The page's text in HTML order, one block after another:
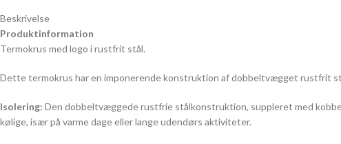
Beskrivelse
Produktinformation
Termokrus med logo i rustfrit stål.
Dette termokrus har en imponerende konstruktion af dobbeltvægget rustfrit
Isolering: Den dobbeltvæggede rustfrie stålkonstruktion, suppleret med
kølige, især på varme dage eller lange udendørs aktiviteter.